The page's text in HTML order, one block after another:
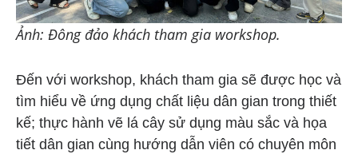
Ảnh: Đông đảo khách tham gia workshop.
Đến với workshop, khách tham gia sẽ được học và
tìm hiểu về ứng dụng chất liệu dân gian trong thiết
kế; thực hành vẽ lá cây sử dụng màu sắc và họa
tiết dân gian cùng hướng dẫn viên có chuyên môn